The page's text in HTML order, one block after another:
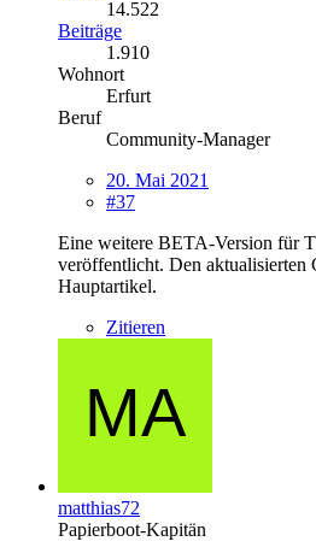
14.522
Beiträge
1.910
Wohnort
Erfurt
Beruf
Community-Manager
20. Mai 2021
#37
Eine weitere BETA-Version für
veröffentlicht. Den aktualisierten
Hauptartikel.
Zitieren
matthias72
Papierboot-Kapitän